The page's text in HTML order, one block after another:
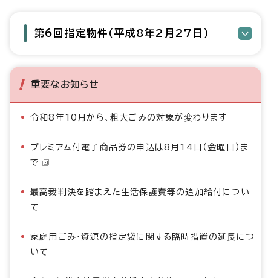
第6回指定物件（平成8年2月27日）
重要なお知らせ
令和8年10月から、粗大ごみの対象が変わります
プレミアム付電子商品券の申込は8月14日（金曜日）ま
で
最高裁判決を踏まえた生活保護費等の追加給付につい
て
家庭用ごみ・資源の指定袋に関する臨時措置の延長につ
いて